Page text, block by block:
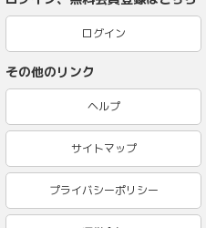
ログイン
その他のリンク
ヘルプ
サイトマップ
プライバシーポリシー